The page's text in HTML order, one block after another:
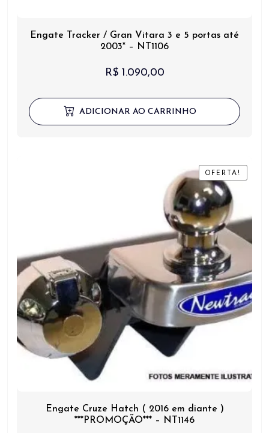
Engate Tracker / Gran Vitara 3 e 5 portas até
2003* – NT1106
R$1.090,00
ADICIONAR AO CARRINHO
OFERTA!
OFERTA!
Engate Cruze Hatch ( 2016 em diante )
***PROMOÇÃO*** – NT1146